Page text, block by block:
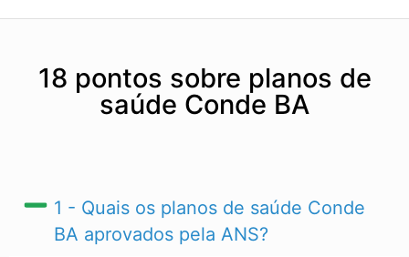
18 pontos sobre planos de
saúde Conde BA
1 - Quais os planos de saúde Conde
BA​ aprovados pela ANS?